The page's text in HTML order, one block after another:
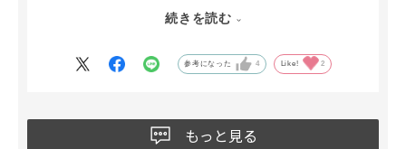
セットの他、香りをブレンドしたものも送っていただけるな
続きを読む
参考になった 4 Like! 2
もっと見る